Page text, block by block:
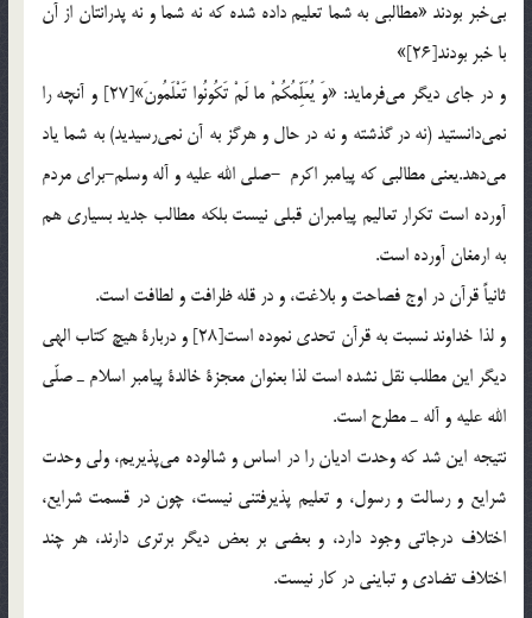
بي‌خبر بودند «مطالبي به شما تعليم داده شده كه نه شما و نه پدرانتان از آن
با خبر بودند[26]»
و در جاي ديگر مي‌فرمايد: «وَ يُعَلِّمُكُمْ ما لَمْ تَكُونُوا تَعْلَمُونَ»[27] و آنچه را
نمي‌دانستيد (نه در گذشته و نه در حال و هرگز به آن نمي‌رسيديد) به شما ياد
مي‌دهد.يعني مطالبی که پيامبر اکرم -صلی الله عليه و آله وسلم-برای مردم
آورده است تکرار تعاليم پيامبران قبلي نيست بلكه مطالب جديد بسياري هم
به ارمغان آورده است.
ثانياً قرآن در اوج فصاحت و بلاغت، و در قله ظرافت و لطافت است.
و لذا خداوند نسبت به قرآن تحدي نموده است[28] و دربارة هيچ كتاب الهي
ديگر اين مطلب نقل نشده است لذا بعنوان معجزة خالدة پيامبر اسلام ـ صلّي
الله عليه و آله ـ مطرح است.
نتيجه اين شد كه وحدت اديان را در اساس و شالوده مي‌پذيريم، ولي وحدت
شرايع و رسالت و رسول، و تعليم پذيرفتني نيست، چون در قسمت شرايع،
اختلاف درجاتي وجود دارد، و بعضي بر بعض ديگر برتري دارند، هر چند
اختلاف تضادي و تبايني در كار نيست.